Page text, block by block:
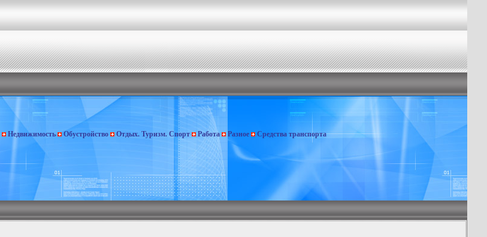
Недвижимость Обустройство Отдых. Туризм. Спорт Работа Разное Средства транспорта